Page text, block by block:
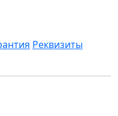
Реквизиты